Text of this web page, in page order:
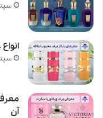
آن